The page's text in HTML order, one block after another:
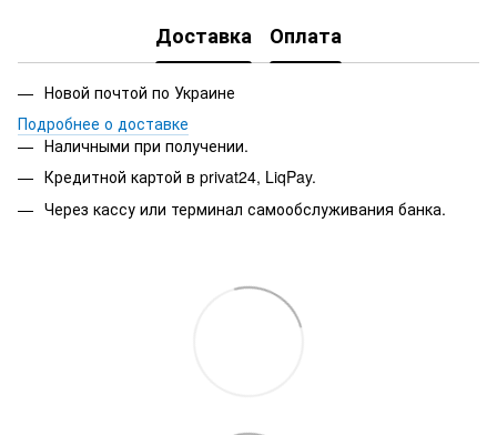
Доставка Оплата
Новой почтой по Украине
Подробнее о доставке
Наличными при получении.
Кредитной картой в privat24, LiqPay.
Через кассу или терминал самообслуживания банка.